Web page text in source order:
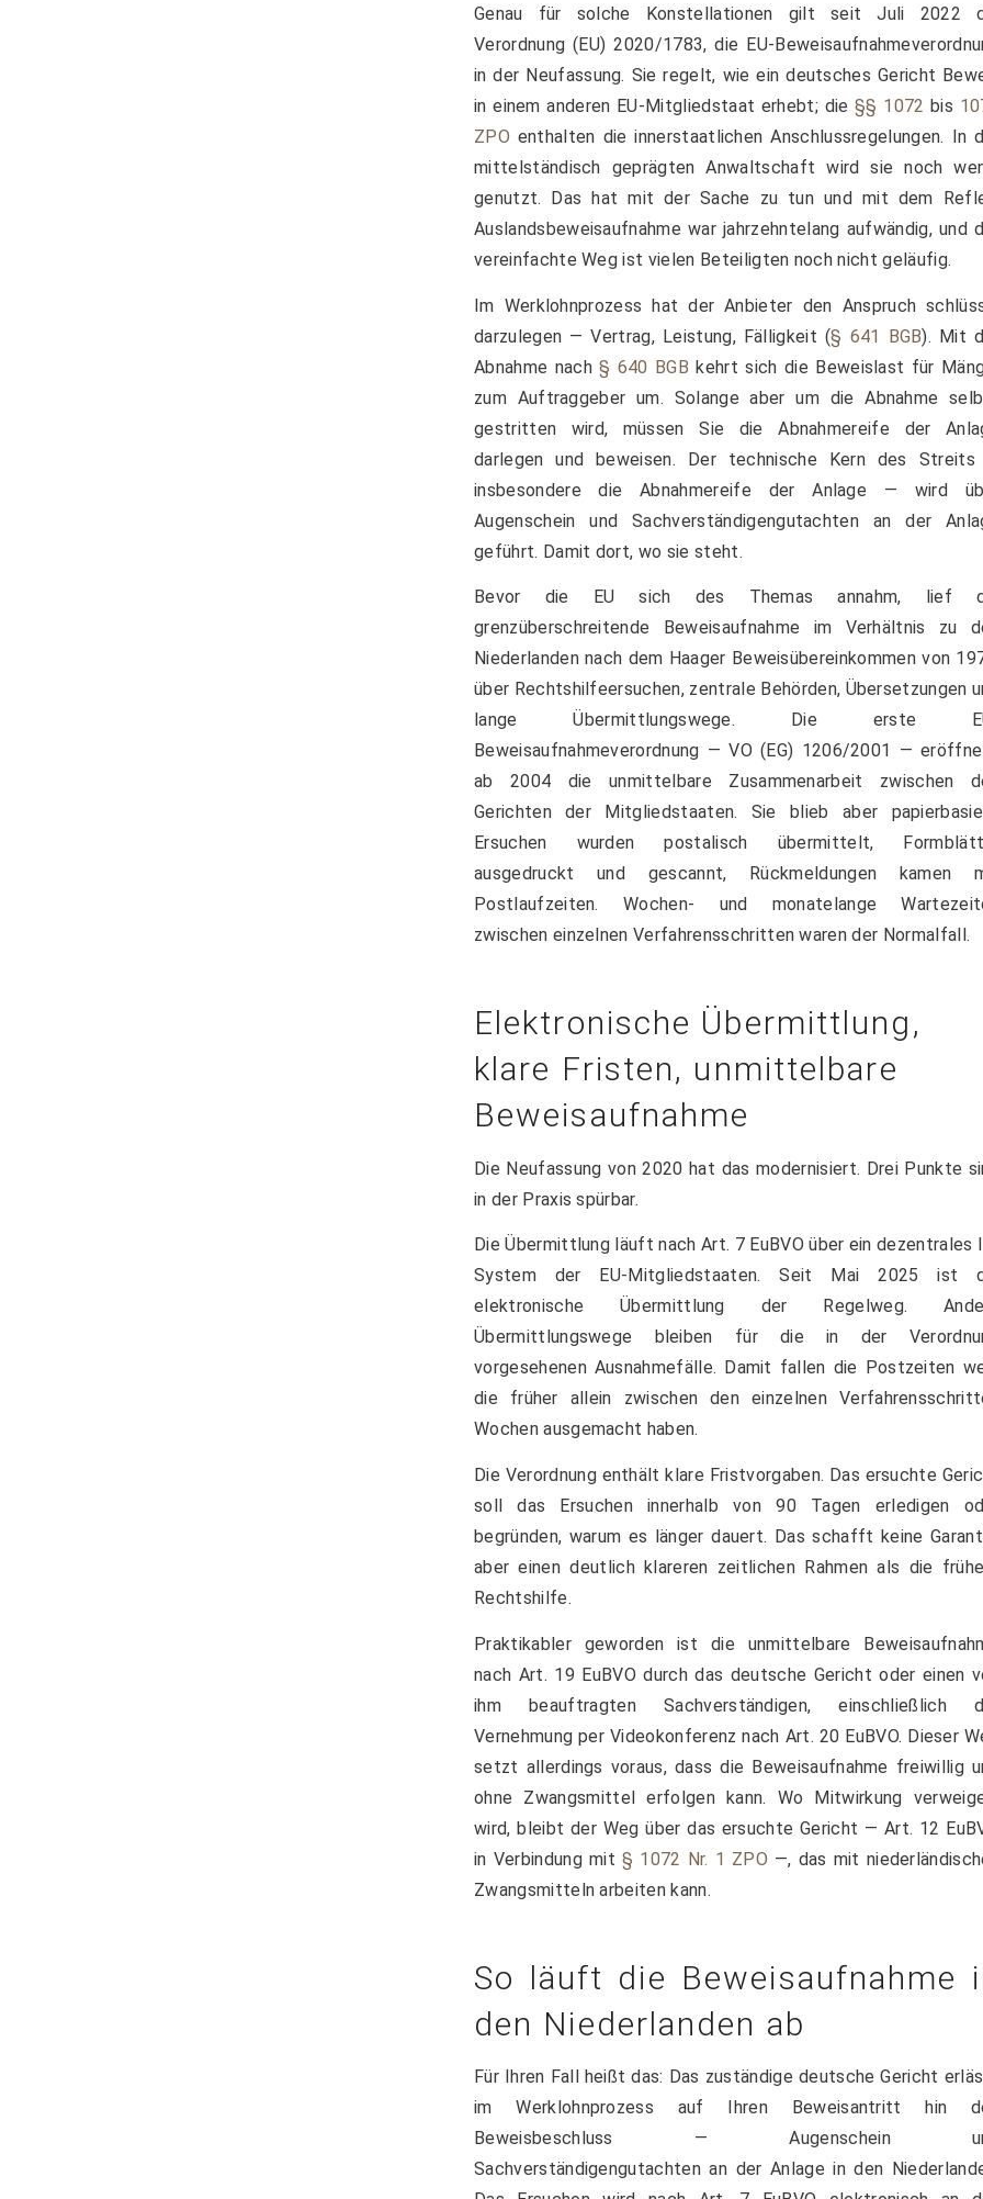
Genau für solche Konstellationen gilt seit Juli 2022
Verordnung (EU) 2020/1783, die EU-
in der Neufassung. Sie regelt, wie ein deutsches Gericht
in einem anderen EU-Mitgliedstaat erhebt; die§§ 1072 bis
ZPO enthalten die innerstaatlichen Anschlussregelungen. In
mittelständisch geprägten Anwaltschaft wird sie noch
genutzt. Das hat mit der Sache zu tun und mit dem
Auslandsbeweisaufnahme war jahrzehntelang aufwändig, und
vereinfachte Weg ist vielen Beteiligten noch nicht geläufig.
Im Werklohnprozess hat der Anbieter den Anspruch
darzulegen — Vertrag, Leistung, Fälligkeit (§ 641 BGB). Mit
Abnahme nach§ 640 BGB kehrt sich die Beweislast für
zum Auftraggeber um. Solange aber um die Abnahme
gestritten wird, müssen Sie die Abnahmereife der
darlegen und beweisen. Der technische Kern des
insbesondere die Abnahmereife der Anlage — wird
Augenschein und Sachverständigengutachten an der
geführt. Damit dort, wo sie steht.
Bevor die EU sich des Themas annahm, lief
grenzüberschreitende Beweisaufnahme im Verhältnis zu
Niederlanden nach dem Haager Beweisübereinkommen von
über Rechtshilfeersuchen, zentrale Behörden, Übersetzungen
lange Übermittlungswege. Die erste
Beweisaufnahmeverordnung — VO (EG) 1206/2001 —
ab 2004 die unmittelbare Zusammenarbeit zwischen
Gerichten der Mitgliedstaaten. Sie blieb aber
Ersuchen wurden postalisch übermittelt,
ausgedruckt und gescannt, Rückmeldungen kamen
Postlaufzeiten. Wochen- und monatelange
zwischen einzelnen Verfahrensschritten waren der Normalfall.
Elektronische Übermittlung,
klare Fristen, unmittelbare
Beweisaufnahme
Die Neufassung von 2020 hat das modernisiert. Drei Punkte
in der Praxis spürbar.
Die Übermittlung läuft nach Art. 7 EuBVO über ein dezentrales
System der EU-Mitgliedstaaten. Seit Mai 2025 ist
elektronische Übermittlung der Regelweg.
Übermittlungswege bleiben für die in der
vorgesehenen Ausnahmefälle. Damit fallen die Postzeiten
die früher allein zwischen den einzelnen
Wochen ausgemacht haben.
Die Verordnung enthält klare Fristvorgaben. Das ersuchte
soll das Ersuchen innerhalb von 90 Tagen erledigen
begründen, warum es länger dauert. Das schafft keine
aber einen deutlich klareren zeitlichen Rahmen als die
Rechtshilfe.
Praktikabler geworden ist die unmittelbare
nach Art. 19 EuBVO durch das deutsche Gericht oder einen
ihm beauftragten Sachverständigen, einschließlich
Vernehmung per Videokonferenz nach Art. 20 EuBVO. Dieser
setzt allerdings voraus, dass die Beweisaufnahme freiwillig
ohne Zwangsmittel erfolgen kann. Wo Mitwirkung
wird, bleibt der Weg über das ersuchte Gericht — Art. 12
in Verbindung mit § 1072 Nr. 1 ZPO —, das mit
Zwangsmitteln arbeiten kann.
So läuft die Beweisaufnahme
den Niederlanden ab
Für Ihren Fall heißt das: Das zuständige deutsche Gericht
im Werklohnprozess auf Ihren Beweisantritt hin
Beweisbeschluss — Augenschein
Sachverständigengutachten an der Anlage in den